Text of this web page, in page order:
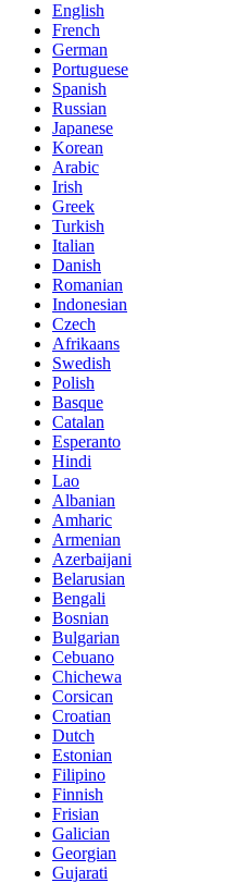
English
French
German
Portuguese
Spanish
Russian
Japanese
Korean
Arabic
Irish
Greek
Turkish
Italian
Danish
Romanian
Indonesian
Czech
Afrikaans
Swedish
Polish
Basque
Catalan
Esperanto
Hindi
Lao
Albanian
Amharic
Armenian
Azerbaijani
Belarusian
Bengali
Bosnian
Bulgarian
Cebuano
Chichewa
Corsican
Croatian
Dutch
Estonian
Filipino
Finnish
Frisian
Galician
Georgian
Gujarati